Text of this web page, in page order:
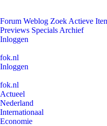
Forum Weblog Zoek Actieve
Previews Specials Archief
Inloggen
fok.nl
Inloggen
fok.nl
Actueel
Nederland
Internationaal
Economie